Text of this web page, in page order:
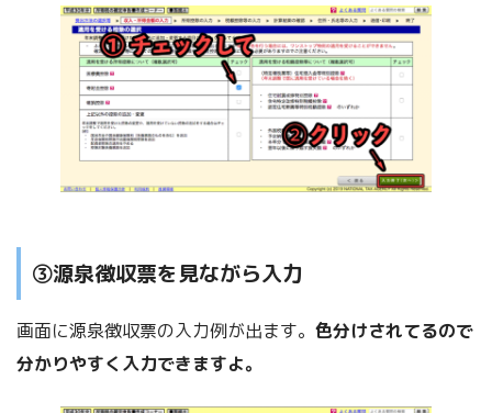
③源泉徴収票を見ながら入力
画面に源泉徴収票の入力例が出ます。 色分けされてるので
分かりやすく入力できますよ。